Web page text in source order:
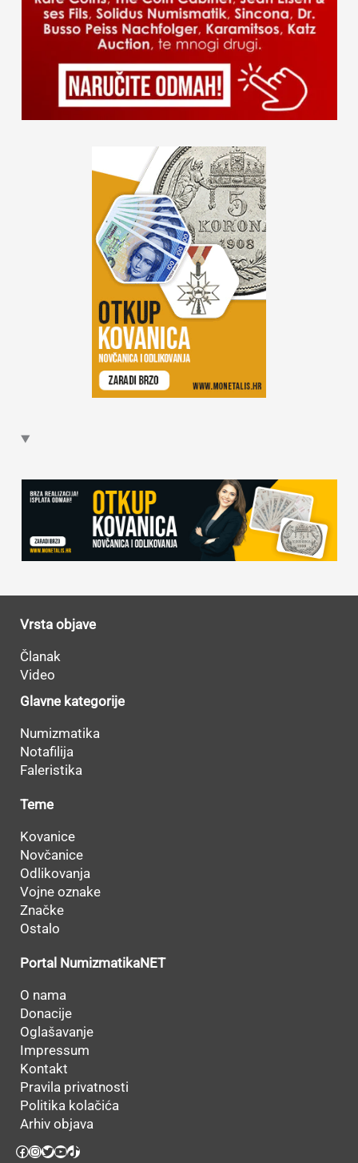
Vrsta objave
Članak
Video
Glavne kategorije
Numizmatika
Notafilija
Faleristika
Teme
Kovanice
Novčanice
Odlikovanja
Vojne oznake
Značke
Ostalo
Portal NumizmatikaNET
O nama
Donacije
Oglašavanje
Impressum
Kontakt
Pravila privatnosti
Politika kolačića
Arhiv objava
Facebook
Instagram
Twitter
YouTube
TikTok